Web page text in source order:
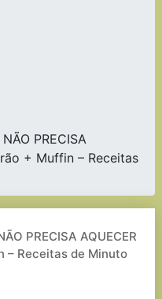
PRECISA
+ Muffin – Receitas
PRECISA AQUECER
– Receitas de Minuto